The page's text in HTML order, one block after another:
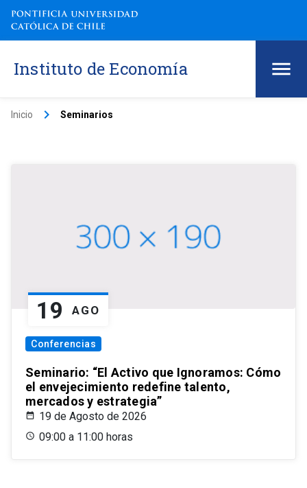
Instituto de Economía
Inicio keyboard_arrow_right Seminarios
19 AGO
Conferencias
Seminario: “El Activo que Ignoramos: Cómo
el envejecimiento redefine talento,
mercados y estrategia”
19 de Agosto de 2026
09:00 a 11:00 horas